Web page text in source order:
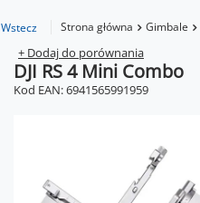
Wstecz Strona główna Gimbale
+ Dodaj do porównania
DJI RS 4 Mini Combo
Kod EAN: 6941565991959